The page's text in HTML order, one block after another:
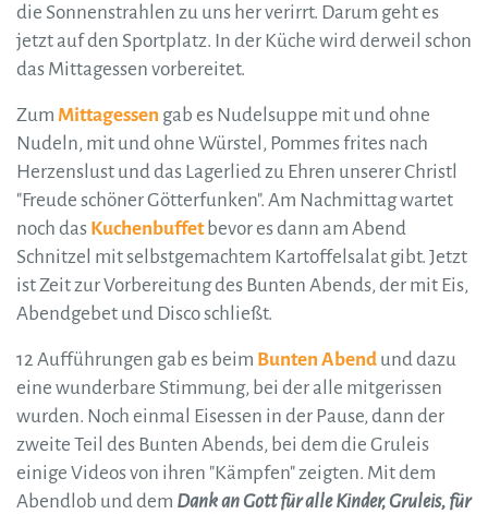
die Sonnenstrahlen zu uns her verirrt. Darum geht es
jetzt auf den Sportplatz. In der Küche wird derweil schon
das Mittagessen vorbereitet.
Zum Mittagessen gab es Nudelsuppe mit und ohne
Nudeln, mit und ohne Würstel, Pommes frites nach
Herzenslust und das Lagerlied zu Ehren unserer Christl
"Freude schöner Götterfunken". Am Nachmittag wartet
noch das Kuchenbuffetbevor es dann am Abend
Schnitzel mit selbstgemachtem Kartoffelsalat gibt. Jetzt
ist Zeit zur Vorbereitung des Bunten Abends, der mit Eis,
Abendgebet und Disco schließt.
12 Aufführungen gab es beim Bunten Abend und dazu
eine wunderbare Stimmung, bei der alle mitgerissen
wurden. Noch einmal Eisessen in der Pause, dann der
zweite Teil des Bunten Abends, bei dem die Gruleis
einige Videos von ihren "Kämpfen" zeigten. Mit dem
Abendlob und dem Dank an Gott für alle Kinder, Gruleis, für